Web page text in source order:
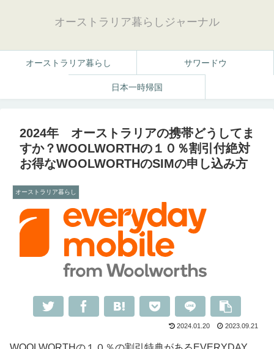
オーストラリア暮らしジャーナル
オーストラリア暮らし サワードウ
日本一時帰国
2024年 オーストラリアの携帯どうしてま
すか？WOOLWORTHの１０％割引付絶対
お得なWOOLWORTHのSIMの申し込み方
オーストラリア暮らし
2024.01.20 2023.09.21